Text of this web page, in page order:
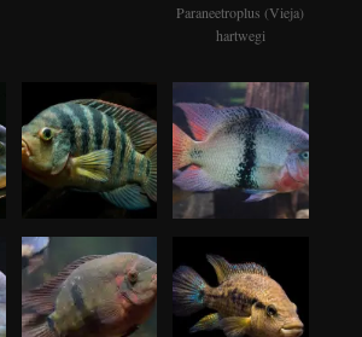
Paraneetroplus (Vieja)
hartwegi